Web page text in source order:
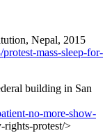
Nepal, 2015
mass-sleep-for-
building in San
no-more-show-
rights-protest/>